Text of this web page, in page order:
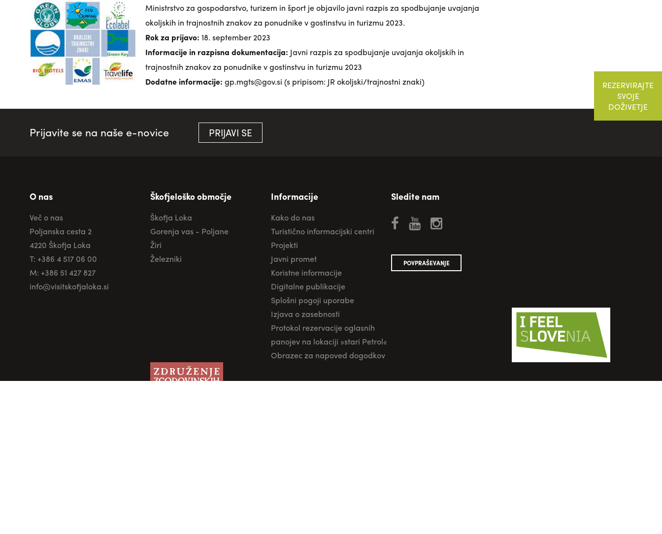
REZERVIRAJTE
SVOJE
DOŽIVETJE
Ministrstvo za gospodarstvo, turizem in šport je objavilo javni razpis za spodbujanje uvajanja
okoljskih in trajnostnih znakov za ponudnike v gostinstvu in turizmu 2023.
Rok za prijavo: 18. september 2023
Informacije in razpisna dokumentacija: Javni razpis za spodbujanje uvajanja okoljskih in
trajnostnih znakov za ponudnike v gostinstvu in turizmu 2023
Dodatne informacije: gp.mgts@gov.si (s pripisom: JR okoljski/trajnostni znaki)
Prijavite se na naše e-novice PRIJAVI SE
O nas
Več o nas
Poljanska cesta 2
4220 Škofja Loka
T: +386 4 517 06 00
M: +386 51 427 827
info@visitskofjaloka.si
Škofjeloško območje
Škofja Loka
Gorenja vas - Poljane
Žiri
Železniki
Informacije
Kako do nas
Turistično informacijski centri
Projekti
Javni promet
Koristne informacije
Digitalne publikacije
Splošni pogoji uporabe
Izjava o zasebnosti
Protokol rezervacije oglasnih
panojev na lokaciji »stari Petrol«
Obrazec za napoved dogodkov
Sledite nam
POVPRAŠEVANJE